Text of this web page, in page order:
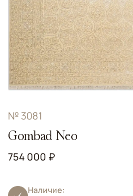
№ 3081
Gombad Neo
754 000 ₽
Наличие: